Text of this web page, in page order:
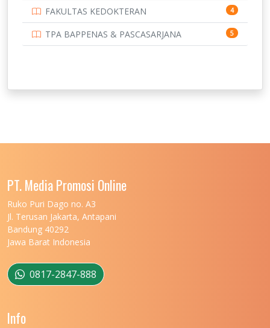
11
159
UNIVERSITAS JEMBER
UNIVERSITAS MALIKUSSALEH
UNIVERSITAS MARITIM RAJA ALI HAJI
UNIVERSITAS MATARAM
UNIVERSITAS MULAWARMAN
UNIVERSITAS MUSAMUS
FAKULTAS KEDOKTERAN 4
TPA BAPPENAS & PASCASARJANA 5
PT. Media Promosi Online
Ruko Puri Dago no. A3
Jl. Terusan Jakarta, Antapani
Bandung 40292
Jawa Barat Indonesia
0817-2847-888
Info